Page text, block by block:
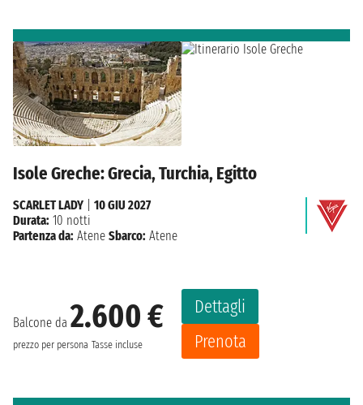
Isole Greche: Grecia, Turchia, Egitto
Balcone da 2.600 €
prezzo per persona Tasse incluse
Dettagli
Prenota
SCARLET LADY
10 GIU 2027
Durata: 10 notti
Partenza da: Atene Sbarco: Atene